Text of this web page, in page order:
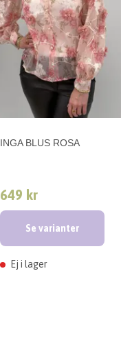
INGA BLUS ROSA
649 kr
Se varianter
Ej i lager